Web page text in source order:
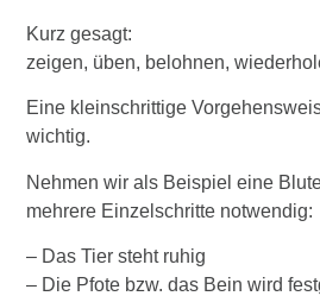
Kurz gesagt:
zeigen, üben, belohnen,
Eine kleinschrittige
wichtig.
Nehmen wir als Beispiel eine
mehrere Einzelschritte notwendig:
– Das Tier steht ruhig
– Die Pfote bzw. das Bein wird